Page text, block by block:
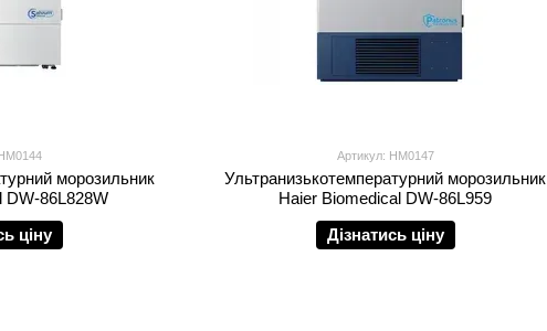
морозильник
DW-86L828W
ціну
Артикул: HM0147
Ультранизькотемпературний морозильник
Haier Biomedical DW-86L959
Дізнатись ціну